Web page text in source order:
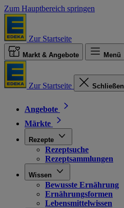
Zum Hauptbereich springen
Zur Startseite
Markt & Angebote Menü
Zur Startseite Schließen
Angebote
Märkte
Rezepte
Rezeptsuche
Rezeptsammlungen
Wissen
Bewusste Ernährung
Ernährungsformen
Lebensmittelwissen